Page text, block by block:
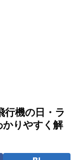
行機の日・ラ
りやすく解